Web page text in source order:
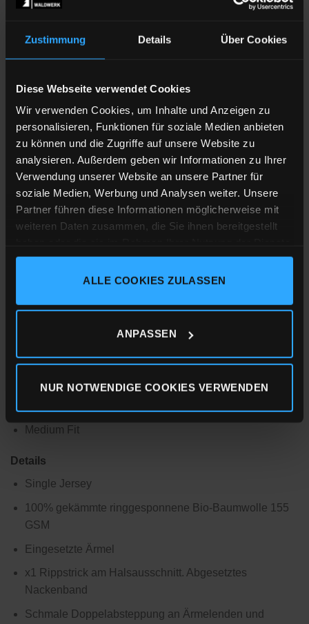
Zustimmung Details Über Cookies
Diese Webseite verwendet Cookies
Wir verwenden Cookies, um Inhalte und Anzeigen zu
personalisieren, Funktionen für soziale Medien anbieten
zu können und die Zugriffe auf unsere Website zu
analysieren. Außerdem geben wir Informationen zu Ihrer
Verwendung unserer Website an unsere Partner für
soziale Medien, Werbung und Analysen weiter. Unsere
Partner führen diese Informationen möglicherweise mit
weiteren Daten zusammen, die Sie ihnen bereitgestellt
gesammelt haben.
ALLE COOKIES ZULASSEN
ANPASSEN
NUR NOTWENDIGE COOKIES VERWENDEN
möglichst nachhaltige Herstellung.
Jedes Shirt wird individuellfür Deine Bestellung hier bei
schwäbischen Alb und sind schadstoffgeprüft und
nach
Öko-Tex Standard 100 Klasse 1
zertifiziert, das
bedeutet vollkommen unbedenklich und daher auch für
Kleinkinder und Babies geeignet.
Da wir jede Bestellung individuell drucken, wäre es schön
und vor allem resourcenschonend, wenn Du nicht zur
Auswahl bestellen würdest! Nutze doch einfach unsere
Masstabellen, sollte was mal nicht passen, ist ein
Winzige Stückchen der ursprünglichen Baumwollpflanze,
zeigt die wahre Farbe und das Wesen der Baumwolle. Mit
all seinen Unvollkommenheiten ist Natural Raw in unseren
Größe & Passform
Medium Fit
Details
Single Jersey
100% gekämmte ringgesponnene Bio-Baumwolle 155
GSM
Eingesetzte Ärmel
x1 Rippstrick am Halsausschnitt. Abgesetztes
Nackenband
Schmale Doppelabsteppung an Ärmelenden und